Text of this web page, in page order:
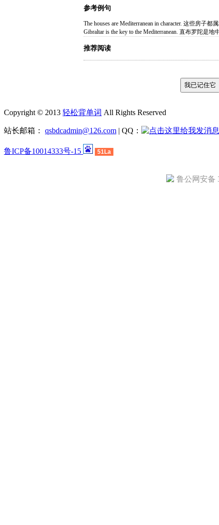
参考例句
The houses are Mediterranean in character. 这些房子都
Gibraltar is the key to the Mediterranean. 直布罗陀是地
推荐阅读
Copyright © 2013 轻松背单词 All Rights Reserved
站长邮箱： qsbdcadmin@126.com | QQ：
鲁ICP备10014333号-15 51La
鲁公网安备